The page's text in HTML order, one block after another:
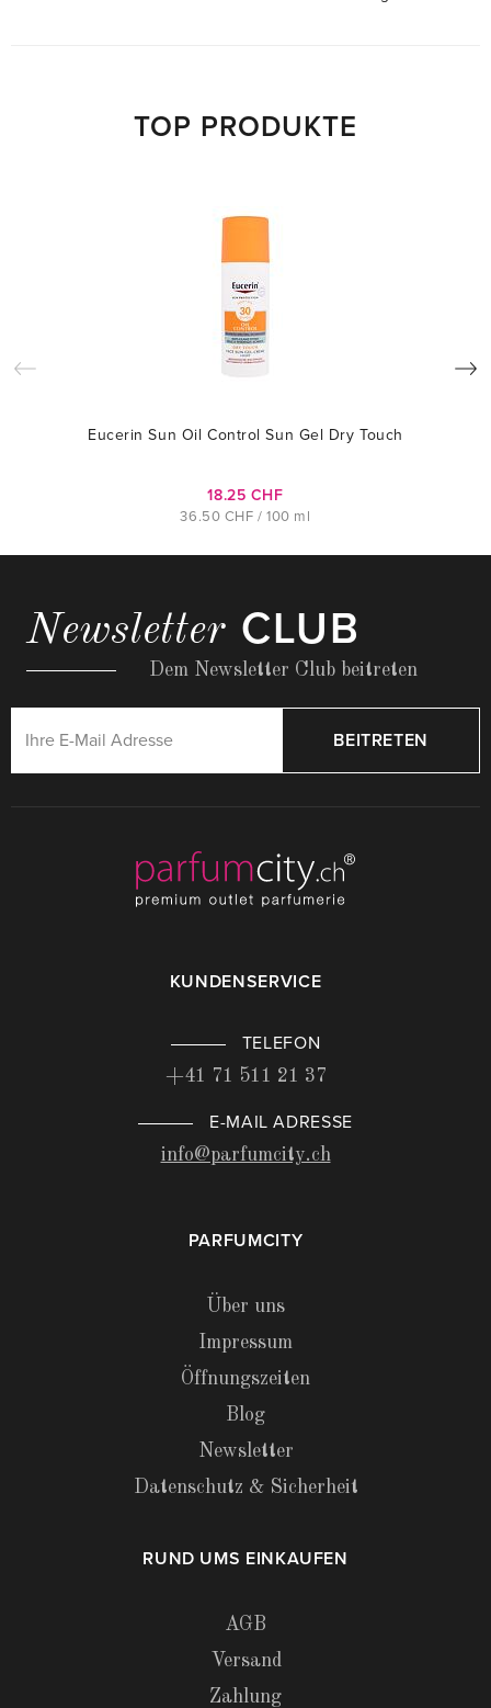
TOP PRODUKTE
Eucerin Sun Oil Control Sun Gel Dry Touch
18.25 CHF
36.50 CHF / 100 ml
Newsletter CLUB
Dem Newsletter Club beitreten
BEITRETEN
KUNDENSERVICE
TELEFON
+41 71 511 21 37
E-MAIL ADRESSE
info@parfumcity.ch
PARFUMCITY
Über uns
Impressum
Öffnungszeiten
Blog
Newsletter
Datenschutz & Sicherheit
RUND UMS EINKAUFEN
AGB
Versand
Zahlung